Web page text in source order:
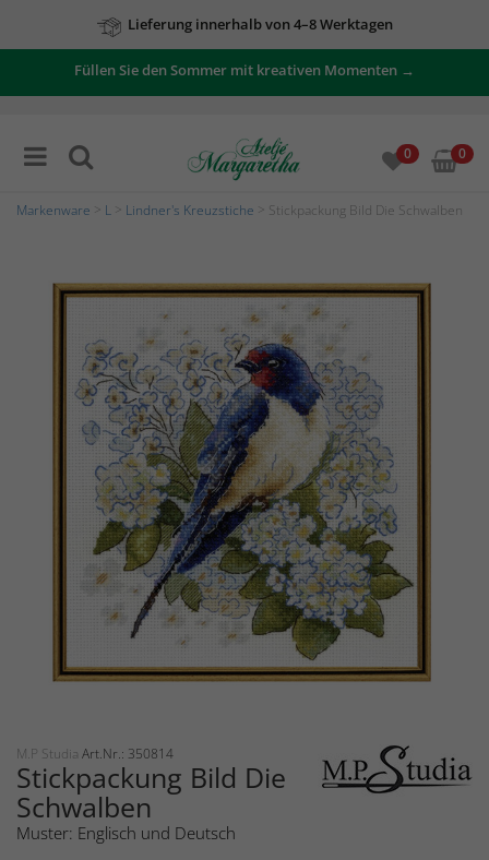
Lieferung innerhalb von 4–8 Werktagen
Füllen Sie den Sommer mit kreativen Momenten →
0 0
Markenware L Lindner's Kreuzstiche > Stickpackung Bild Die Schwalben
M.P Studia Art.Nr.: 350814
Stickpackung Bild Die
Schwalben
Muster: Englisch und Deutsch